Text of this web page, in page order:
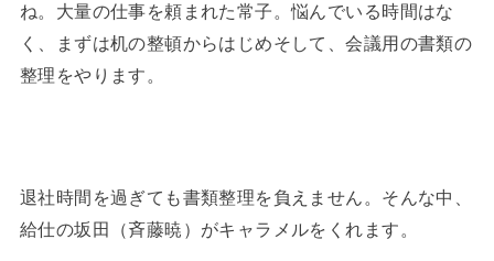
ね。大量の仕事を頼まれた常子。悩んでいる時間はな
く、まずは机の整頓からはじめそして、会議用の書類の
整理をやります。
退社時間を過ぎても書類整理を負えません。そんな中、
給仕の坂田（斉藤暁）がキャラメルをくれます。